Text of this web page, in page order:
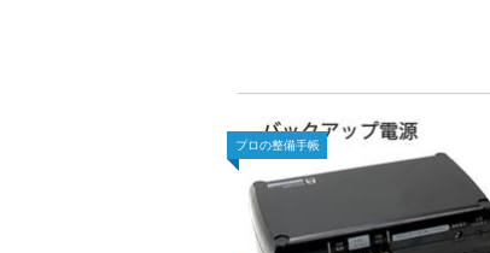
プロの整備手帳